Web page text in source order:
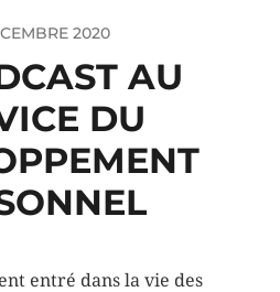
2020
AU
DU
entré dans la vie des